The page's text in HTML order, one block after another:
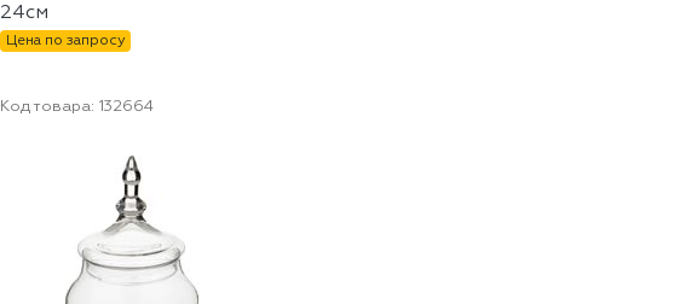
24см
Цена по запросу
Код товара: 132664